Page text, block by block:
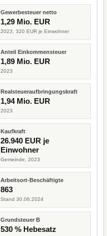
Gewerbesteuer netto
1,29 Mio. EUR
2023, 320 EUR je Einwohner
Anteil Einkommensteuer
1,89 Mio. EUR
2023
Realsteueraufbringungskraft
1,94 Mio. EUR
2023
Kaufkraft
26.940 EUR je
Einwohner
Gemeinde, 2023
Arbeitsort-Beschäftigte
863
Stand 30.06.2024
Grundsteuer B
530 % Hebesatz